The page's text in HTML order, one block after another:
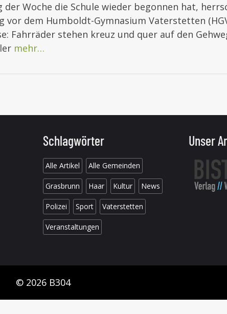
der Woche die Schule wieder begonnen hat,
vor dem Humboldt-Gymnasium Vaterstetten
Fahrräder stehen kreuz und quer auf den
mehr…
Schlagwörter
Alle Artikel Alle Gemeinden
Grasbrunn Haar Kultur News
Polizei Sport Vaterstetten
Veranstaltungen
Unser
© 2026 B304